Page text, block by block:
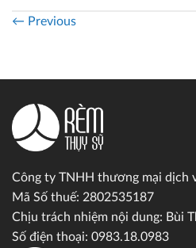
← Previous
Công ty TNHH thương mại dịch
Mã Số thuế: 2802535187
Chịu trách nhiệm nội dung: Bùi
Số điện thoại: 0983.18.0983